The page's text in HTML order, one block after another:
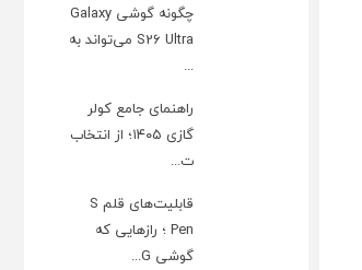
چگونه گوشی Galaxy
S26 Ultra می‌تواند به
...
راهنمای جامع کولر
گازی ۱۴۰۵؛ از انتخاب
ت...
قابلیت‌های قلم S
Pen ؛ رازهایی که
گوشی G...